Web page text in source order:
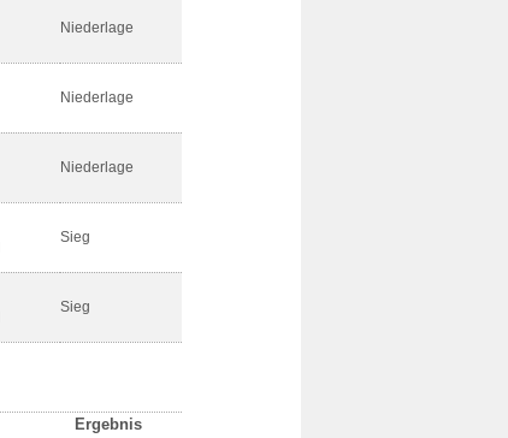
Niederlage
Niederlage
Niederlage
Sieg
Sieg
Ergebnis